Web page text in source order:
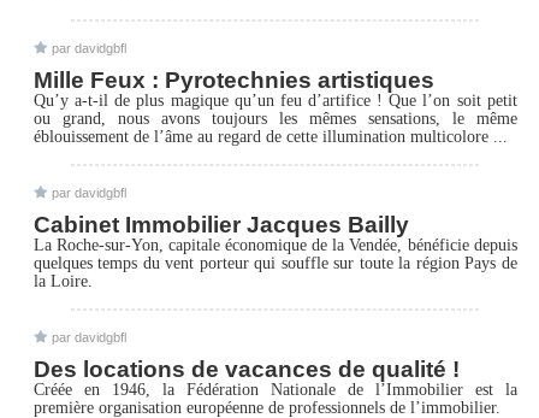
par davidgbfl
Mille Feux : Pyrotechnies artistiques
Qu’y a-t-il de plus magique qu’un feu d’artifice ! Que l’on soit petit
ou grand, nous avons toujours les mêmes sensations, le même
éblouissement de l’âme au regard de cette illumination multicolore ...
par davidgbfl
Cabinet Immobilier Jacques Bailly
La Roche-sur-Yon, capitale économique de la Vendée, bénéficie depuis
quelques temps du vent porteur qui souffle sur toute la région Pays de
la Loire.
par davidgbfl
Des locations de vacances de qualité !
Créée en 1946, la Fédération Nationale de l’Immobilier est la
première organisation européenne de professionnels de l’immobilier.